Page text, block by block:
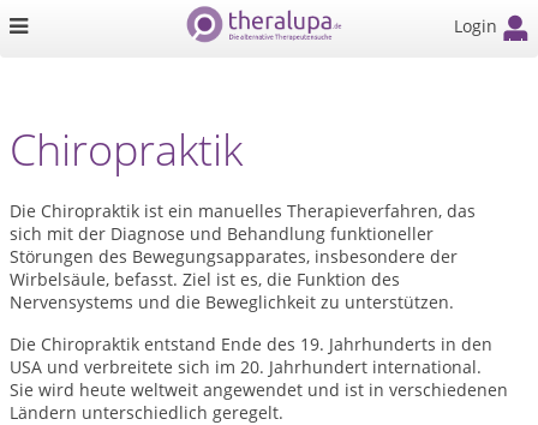
Login
Chiropraktik
Die Chiropraktik ist ein manuelles Therapieverfahren, das
sich mit der Diagnose und Behandlung funktioneller
Störungen des Bewegungsapparates, insbesondere der
Wirbelsäule, befasst. Ziel ist es, die Funktion des
Nervensystems und die Beweglichkeit zu unterstützen.
Die Chiropraktik entstand Ende des 19. Jahrhunderts in den
USA und verbreitete sich im 20. Jahrhundert international.
Sie wird heute weltweit angewendet und ist in verschiedenen
Ländern unterschiedlich geregelt.